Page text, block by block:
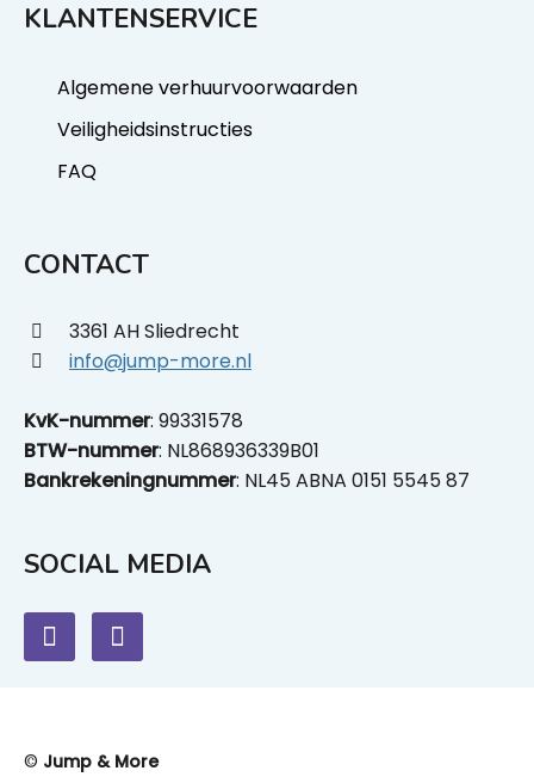
KLANTENSERVICE
Algemene verhuurvoorwaarden
Veiligheidsinstructies
FAQ
CONTACT
3361 AH Sliedrecht
info@jump-more.nl
KvK-nummer: 99331578
BTW-nummer: NL868936339B01
Bankrekeningnummer: NL45 ABNA 0151 5545 87
SOCIAL MEDIA
© Jump & More